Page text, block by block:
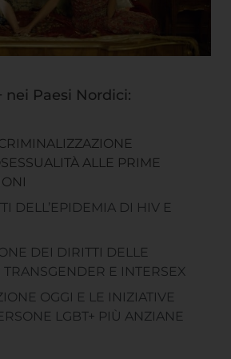
nei Paesi Nordici:
ALLE PRIME
DELL’EPIDEMIA DI HIV E
DEI DIRITTI DELLE
TRANSGENDER E INTERSEX
OGGI E LE INIZIATIVE
LGBT+ PIÙ ANZIANE